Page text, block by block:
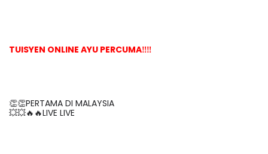
TUISYEN ONLINE AYU PERCUMA‼️‼️
👏👏PERTAMA DI MALAYSIA
💥💥🔥🔥LIVE LIVE